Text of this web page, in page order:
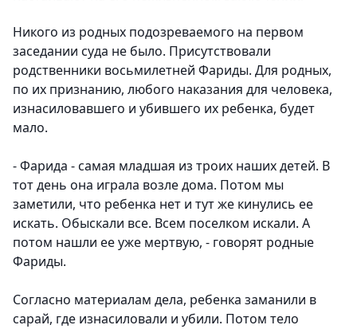
Никого из родных подозреваемого на первом
заседании суда не было. Присутствовали
родственники восьмилетней Фариды. Для родных,
по их признанию, любого наказания для человека,
изнасиловавшего и убившего их ребенка, будет
мало.
- Фарида - самая младшая из троих наших детей. В
тот день она играла возле дома. Потом мы
заметили, что ребенка нет и тут же кинулись ее
искать. Обыскали все. Всем поселком искали. А
потом нашли ее уже мертвую, - говорят родные
Фариды.
Согласно материалам дела, ребенка заманили в
сарай, где изнасиловали и убили. Потом тело